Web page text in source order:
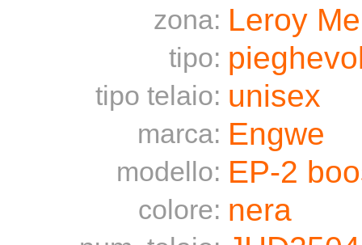
zona: Leroy
tipo:
tipo telaio: unisex
marca: Engwe
modello: EP-2
colore: nera